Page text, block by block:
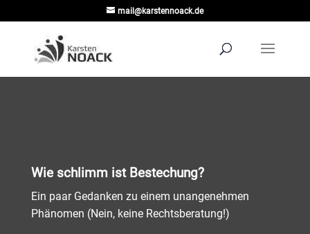
mail@karstennoack.de
Wie schlimm ist Bestechung?
Ein paar Gedanken zu einem unangenehmen
Phänomen (Nein, keine Rechtsberatung!)